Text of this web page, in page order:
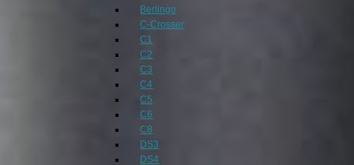
Berlingo
C-Crosser
C1
C2
C3
C4
C5
C6
C8
DS3
DS4